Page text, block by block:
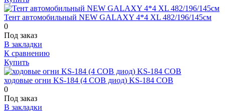
Тент автомобильный NEW GALAXY 4*4 XL 482/196/145см
0
Под заказ
В закладки
К сравнению
Купить
ходовые огни KS-184 (4 COB диод) KS-184 COB
0
Под заказ
В закладки